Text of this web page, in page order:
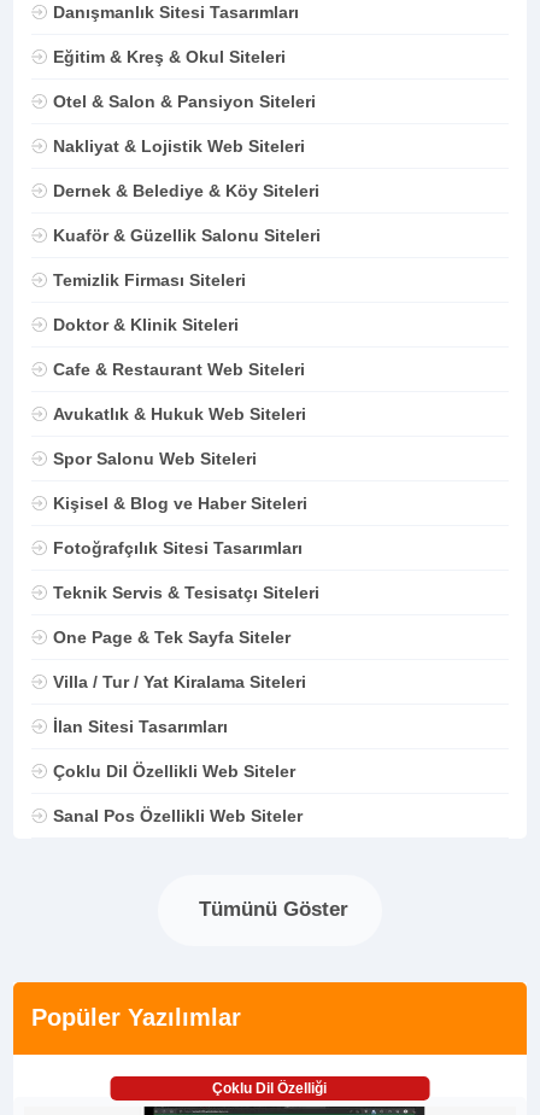
Danışmanlık Sitesi Tasarımları
Eğitim & Kreş & Okul Siteleri
Otel & Salon & Pansiyon Siteleri
Nakliyat & Lojistik Web Siteleri
Dernek & Belediye & Köy Siteleri
Kuaför & Güzellik Salonu Siteleri
Temizlik Firması Siteleri
Doktor & Klinik Siteleri
Cafe & Restaurant Web Siteleri
Avukatlık & Hukuk Web Siteleri
Spor Salonu Web Siteleri
Kişisel & Blog ve Haber Siteleri
Fotoğrafçılık Sitesi Tasarımları
Teknik Servis & Tesisatçı Siteleri
One Page & Tek Sayfa Siteler
Villa / Tur / Yat Kiralama Siteleri
İlan Sitesi Tasarımları
Çoklu Dil Özellikli Web Siteler
Sanal Pos Özellikli Web Siteler
Tümünü Göster
Popüler Yazılımlar
Çoklu Dil Özelliği